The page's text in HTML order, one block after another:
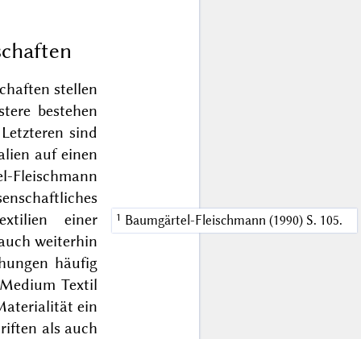
stellen
bestehen
sind
auf einen
Fleischmann
Baumgärtel-Fleischmann (1990) S. 105.
einer
weiterhin
häufig
Textil
ein
als auch